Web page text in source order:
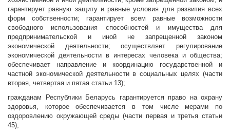
гарантирует равную защиту и равные условия для развития всех
форм собственности; гарантирует всем равные возможности
свободного использования способностей и имущества для
предпринимательской и иной не запрещенной законом
экономической деятельности; осуществляет регулирование
экономической деятельности в интересах человека и общества;
обеспечивает направление и координацию государственной и
частной экономической деятельности в социальных целях (части
вторая, четвертая и пятая статьи 13);
гражданам Республики Беларусь гарантируется право на охрану
здоровья, которое обеспечивается в том числе мерами по
оздоровлению окружающей среды (части первая и третья статьи
45);